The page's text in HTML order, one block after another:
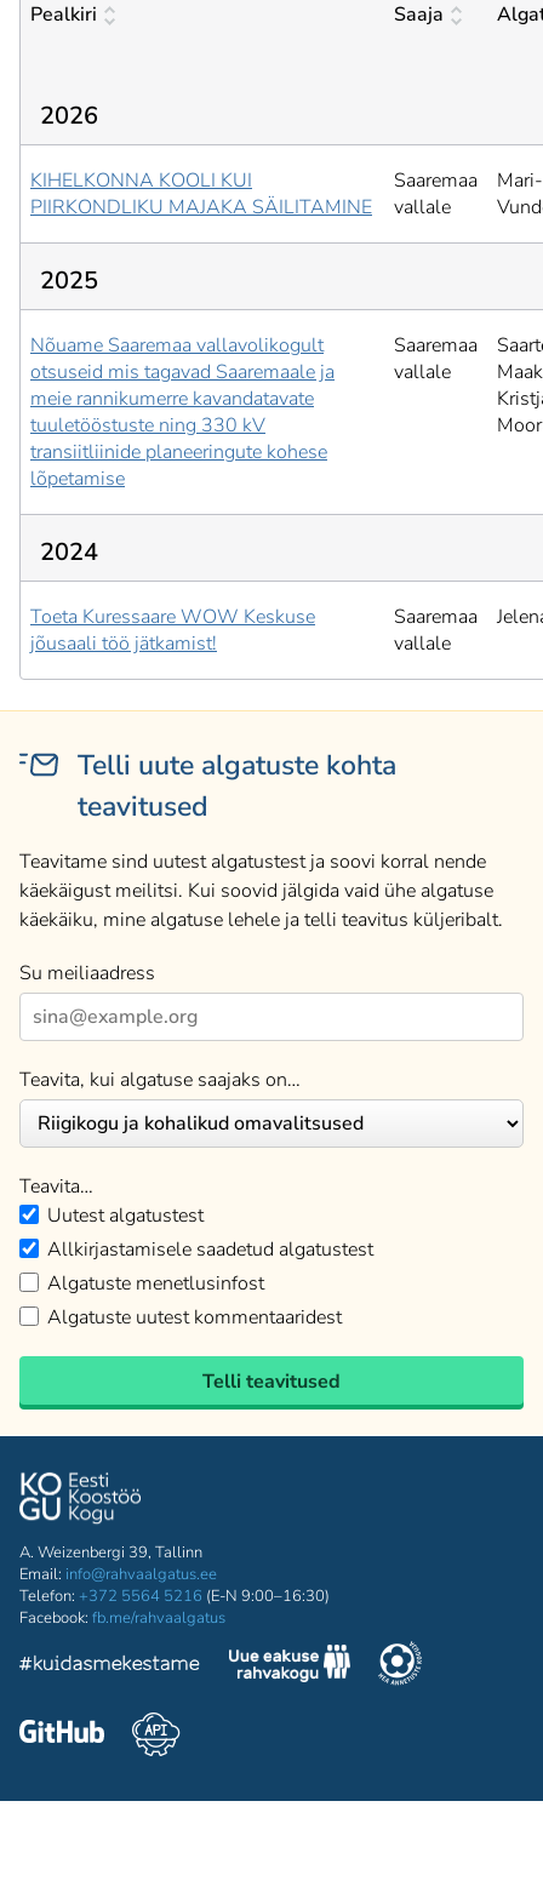
Pealkiri Saaja
2026
KIHELKONNA KOOLI KUI
PIIRKONDLIKU MAJAKA SÄILITAMINE
Saaremaa
vallale
2025
Nõuame Saaremaa vallavolikogult
otsuseid mis tagavad Saaremaale ja
meie rannikumerre kavandatavate
tuuletööstuste ning 330 kV
transiitliinide planeeringute kohese
lõpetamise
Saaremaa
vallale
2024
Toeta Kuressaare WOW Keskuse
jõusaali töö jätkamist!
Saaremaa
vallale
Telli uute algatuste kohta
teavitused
Teavitame sind uutest algatustest ja soovi korral nende
käekäigust meilitsi. Kui soovid jälgida vaid ühe algatuse
käekäiku, mine algatuse lehele ja telli teavitus küljeribalt.
Su meiliaadress
Teavita, kui algatuse saajaks on…
Teavita…
Uutest algatustest
Allkirjastamisele saadetud algatustest
Algatuste menetlusinfost
Algatuste uutest kommentaaridest
Telli teavitused
A. Weizenbergi 39, Tallinn
Email: info@rahvaalgatus.ee
Telefon: +372 5564 5216 (E-N 9:00–16:30)
Facebook: fb.me/rahvaalgatus